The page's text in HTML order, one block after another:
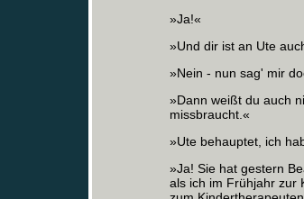
»Ja!«
»Und dir ist an Ute
»Nein ‑ nun sag' mir
»Dann weißt du auch
missbraucht.«
»Ute behauptet, ich
»Ja! Sie hat gestern
als ich im Frühjahr zur